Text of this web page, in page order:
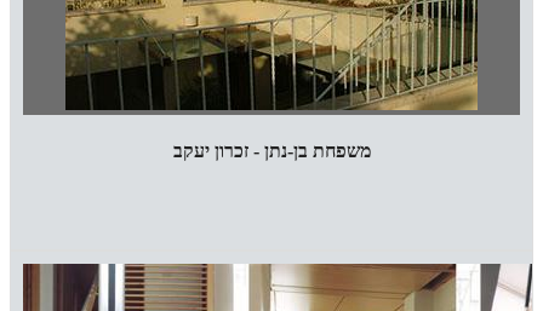
משפחת בן-נתן - זכרון יעקב